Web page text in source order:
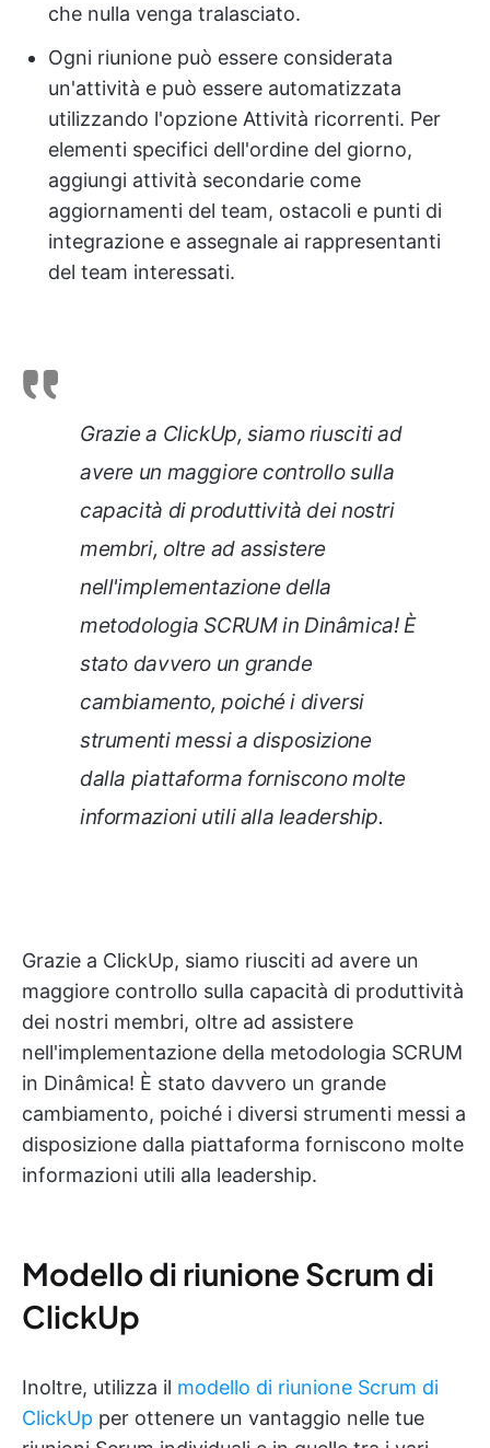
che nulla venga tralasciato.
Ogni riunione può essere considerata
un'attività e può essere automatizzata
utilizzando l'opzione Attività ricorrenti. Per
elementi specifici dell'ordine del giorno,
aggiungi attività secondarie come
aggiornamenti del team, ostacoli e punti di
integrazione e assegnale ai rappresentanti
del team interessati.
Grazie a ClickUp, siamo riusciti ad
avere un maggiore controllo sulla
capacità di produttività dei nostri
membri, oltre ad assistere
nell'implementazione della
metodologia SCRUM in Dinâmica! È
stato davvero un grande
cambiamento, poiché i diversi
strumenti messi a disposizione
dalla piattaforma forniscono molte
informazioni utili alla leadership.
Grazie a ClickUp, siamo riusciti ad avere un
maggiore controllo sulla capacità di produttività
dei nostri membri, oltre ad assistere
nell'implementazione della metodologia SCRUM
in Dinâmica! È stato davvero un grande
cambiamento, poiché i diversi strumenti messi a
disposizione dalla piattaforma forniscono molte
informazioni utili alla leadership.
Modello di riunione Scrum di
ClickUp
Inoltre, utilizza il modello di riunione Scrum di
ClickUp per ottenere un vantaggio nelle tue